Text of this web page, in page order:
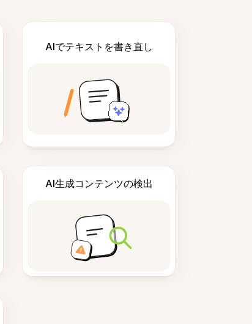
AIでテキストを書き直し
AI生成コンテンツの検出